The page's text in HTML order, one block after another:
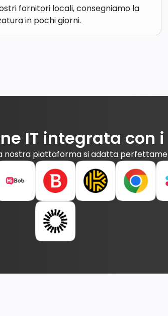
fornitori locali, consegniamo la
in pochi giorni.
IT integrata con
nostra piattaforma si adatta